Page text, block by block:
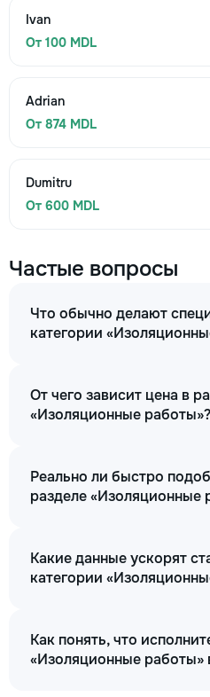
Ivan
От 100 MDL
Adrian
От 874 MDL
Dumitru
От 600 MDL
Частые вопросы
Что обычно делают
категории
От чего зависит цена в
«Изоляционные работы»?
Реально ли быстро
разделе «Изоляционные
Какие данные ускорят
категории
Как понять, что
«Изоляционные работы»